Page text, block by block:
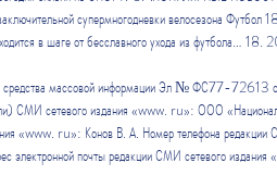
супермногодневки велосезона
в шаге от бесславного ухода из футбола…
средства массовой информации Эл № ФС77-
СМИ сетевого издания «www. ru»: ООО
«www. ru»: Конов В. А. Номер телефона
почты редакции СМИ сетевого